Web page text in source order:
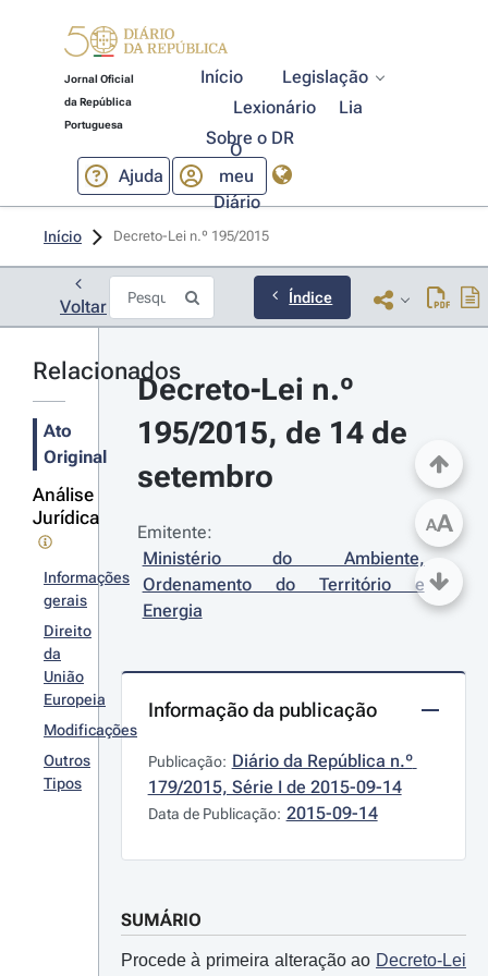
Jornal Oficial
da República
Portuguesa
Início
Legislação
Lexionário
Lia
Sobre o DR
Ajuda
O
meu
Diário
Início Decreto-Lei n.º 195/2015
Voltar Índice
Relacionados
Ato
Original
Análise
Jurídica
Informações
gerais
Direito
da
União
Europeia
Modificações
Outros
Tipos
Decreto-Lei n.º
195/2015, de 14 de
setembro
Emitente:
Ministério do Ambiente,
Ordenamento do Território e
Energia
Informação da publicação
Publicação: Diário da República n.º
179/2015, Série I de 2015-09-14
Data de Publicação: 2015-09-14
SUMÁRIO
Procede à primeira alteração ao Decreto-Lei
AA